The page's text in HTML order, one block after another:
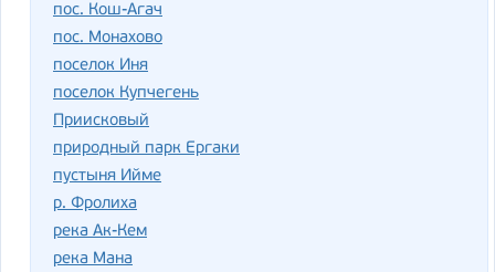
пос. Кош-Агач
пос. Монахово
поселок Иня
поселок Купчегень
Приисковый
природный парк Ергаки
пустыня Ийме
р. Фролиха
река Ак-Кем
река Мана